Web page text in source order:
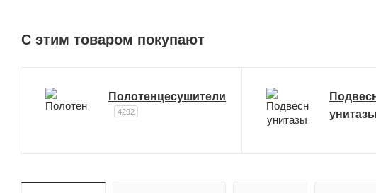
C этим товаром покупают
Полотенцесушители
4292
унитазы